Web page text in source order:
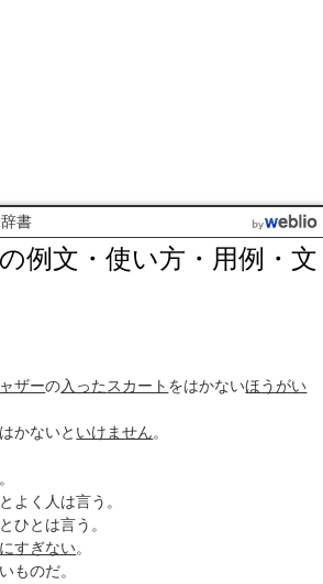
書
例文・使い方・用例・文
ザーの入った スカート をはかないほうがい
かないと いけません。
よく人は言う。
ひとは言う。
すぎない。
ものだ。